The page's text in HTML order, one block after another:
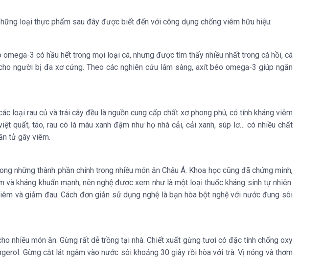
loại thực phẩm sau đây được biết đến với công dụng chống viêm hữu hiệu:
3 có hầu hết trong mọi loại cá, nhưng được tìm thấy nhiều nhất trong cá hồi, cá
người bị đa xơ cứng. Theo các nghiên cứu lâm sàng, axít béo omega-3 giúp ngăn
loại rau củ và trái cây đều là nguồn cung cấp chất xơ phong phú, có tính kháng viêm
quất, táo, rau có lá màu xanh đậm như họ nhà cải, cải xanh, súp lơ… có nhiều chất
tử gây viêm.
những thành phần chính trong nhiều món ăn Châu Á. Khoa học cũng đã chứng minh,
kháng khuẩn mạnh, nên nghệ được xem như là một loại thuốc kháng sinh tự nhiên.
và giảm đau. Cách đơn giản sử dụng nghệ là bạn hòa bột nghệ với nước đung sôi
nhiều món ăn. Gừng rất dễ trồng tại nhà. Chiết xuất gừng tươi có đặc tính chống oxy
Gừng cắt lát ngâm vào nước sôi khoảng 30 giây rồi hòa với trà. Vị nóng và thơm